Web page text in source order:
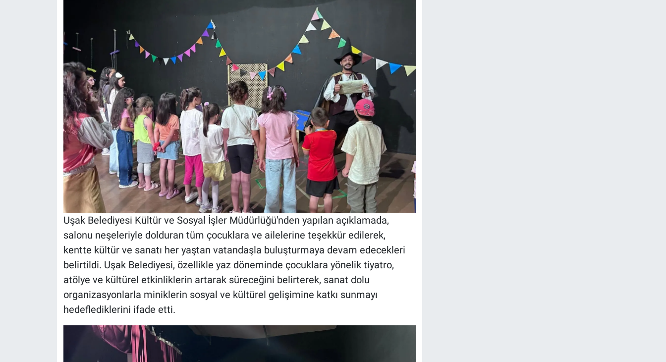
Uşak Belediyesi Kültür ve Sosyal İşler Müdürlüğü'nden yapılan açıklamada,
salonu neşeleriyle dolduran tüm çocuklara ve ailelerine teşekkür edilerek,
kentte kültür ve sanatı her yaştan vatandaşla buluşturmaya devam edecekleri
belirtildi. Uşak Belediyesi, özellikle yaz döneminde çocuklara yönelik tiyatro,
atölye ve kültürel etkinliklerin artarak süreceğini belirterek, sanat dolu
organizasyonlarla miniklerin sosyal ve kültürel gelişimine katkı sunmayı
hedeflediklerini ifade etti.